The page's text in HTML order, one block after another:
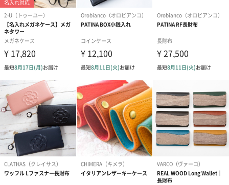
ラッピング
ギフトラッピングを施してお届けいたします。
コットン巾着 【誕生
日】（グレー）M（550
円）
コットン巾着 【誕生
日】（スモーキーピン
ク）M（550円）
とう】 M（